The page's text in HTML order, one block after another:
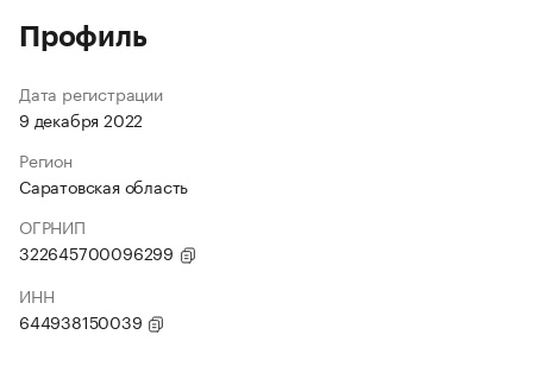
Профиль
Дата регистрации
9 декабря 2022
Регион
Саратовская область
ОГРНИП
322645700096299
ИНН
644938150039